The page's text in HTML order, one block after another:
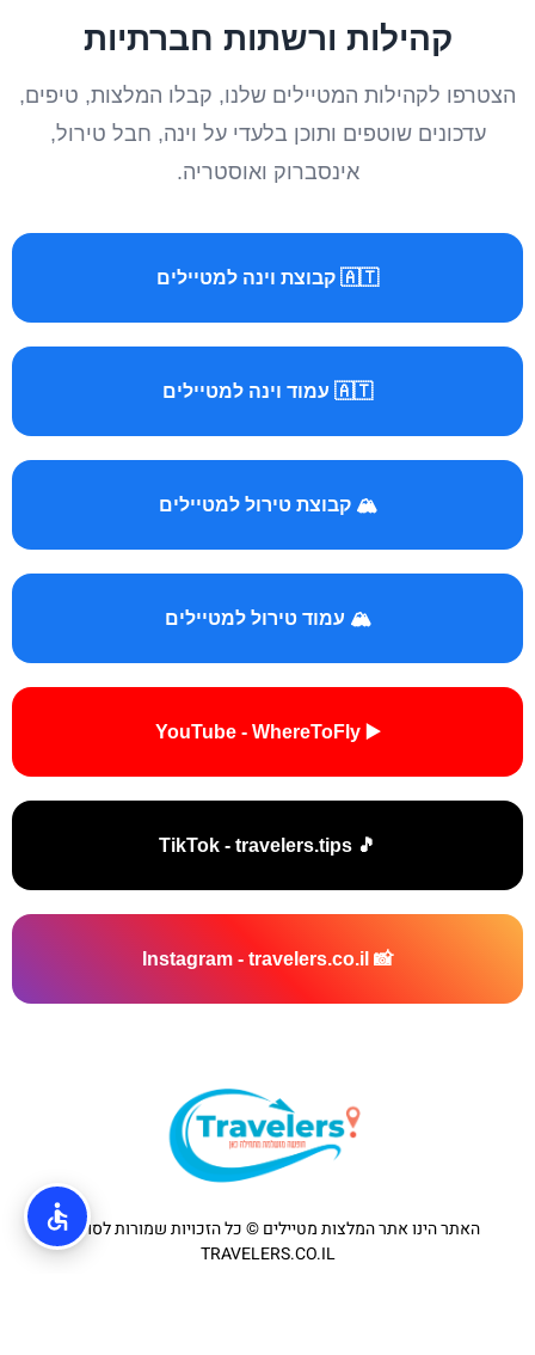
קהילות ורשתות חברתיות
הצטרפו לקהילות המטיילים שלנו, קבלו המלצות, טיפים,
עדכונים שוטפים ותוכן בלעדי על וינה, חבל טירול,
אינסברוק ואוסטריה.
🇦🇹 קבוצת וינה למטיילים
🇦🇹 עמוד וינה למטיילים
🏔️ קבוצת טירול למטיילים
🏔️ עמוד טירול למטיילים
▶️ YouTube - WhereToFly
🎵 TikTok - travelers.tips
📸 Instagram - travelers.co.il
האתר הינו אתר המלצות מטיילים © כל הזכויות שמורות לסוכנות
TRAVELERS.CO.IL